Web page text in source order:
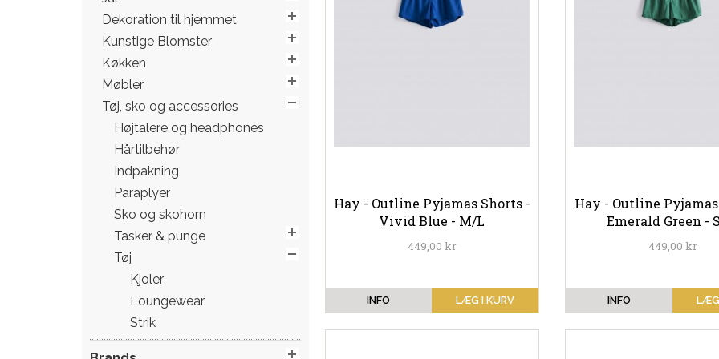
Dekoration til hjemmet
Kunstige Blomster
Køkken
Møbler
Tøj, sko og accessories
Højtalere og headphones
Hårtilbehør
Indpakning
Paraplyer
Sko og skohorn
Tasker & punge
Tøj
Kjoler
Loungewear
Strik
Hay - Outline Pyjamas Shorts -
Vivid Blue - M/L
449,00 kr
LÆG I KURV
INFO
Hay - Outline
Emerald Green -
449,00 kr
LÆG
INFO